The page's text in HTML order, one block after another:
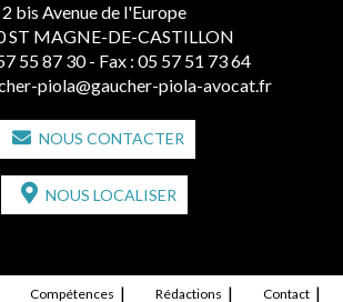
2 bis Avenue de l'Europe
ST MAGNE-DE-CASTILLON
55 87 30 - Fax : 05 57 51 73 64
piola@gaucher-piola-avocat.fr
NOUS CONTACTER
NOUS LOCALISER
Compétences Rédactions Contact